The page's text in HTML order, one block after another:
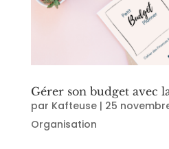
Gérer son budget avec
par Kafteuse| 25
Organisation